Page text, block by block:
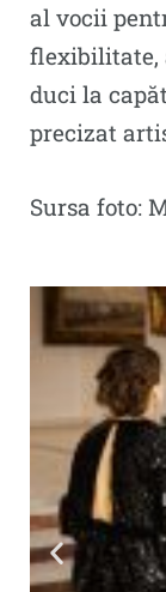
al vocii
flexibilitate,
duci la
precizat
Sursa foto: